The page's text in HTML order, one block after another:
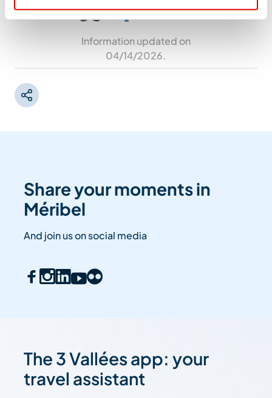
Information updated on
04/14/2026.
Share your moments in
Méribel
And join us on social media
The 3 Vallées app: your
travel assistant